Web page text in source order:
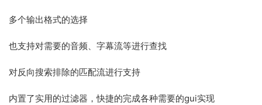
多个输出格式的选择
也支持对需要的音频、字幕流等进行查找
对反向搜索排除的匹配流进行支持
内置了实用的过滤器，快捷的完成各种需要的gui实现